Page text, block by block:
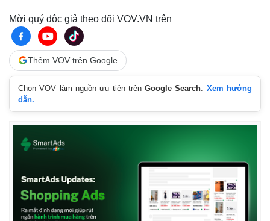
Tư vấn luật
Phân tích
Mời quý độc giả theo dõi VOV.VN trên
Thêm VOV trên Google
Chọn VOV làm nguồn ưu tiên trênGoogle Search
Xem hướng
dẫn.